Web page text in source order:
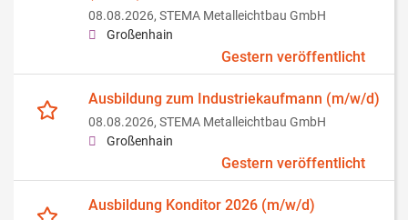
08.08.2026, STEMA Metalleichtbau GmbH
Großenhain
Gestern veröffentlicht
Ausbildung zum Industriekaufmann (m/w/d)
08.08.2026, STEMA Metalleichtbau GmbH
Großenhain
Gestern veröffentlicht
Ausbildung Konditor 2026 (m/w/d)